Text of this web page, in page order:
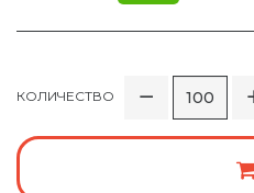
КОЛИЧЕСТВО